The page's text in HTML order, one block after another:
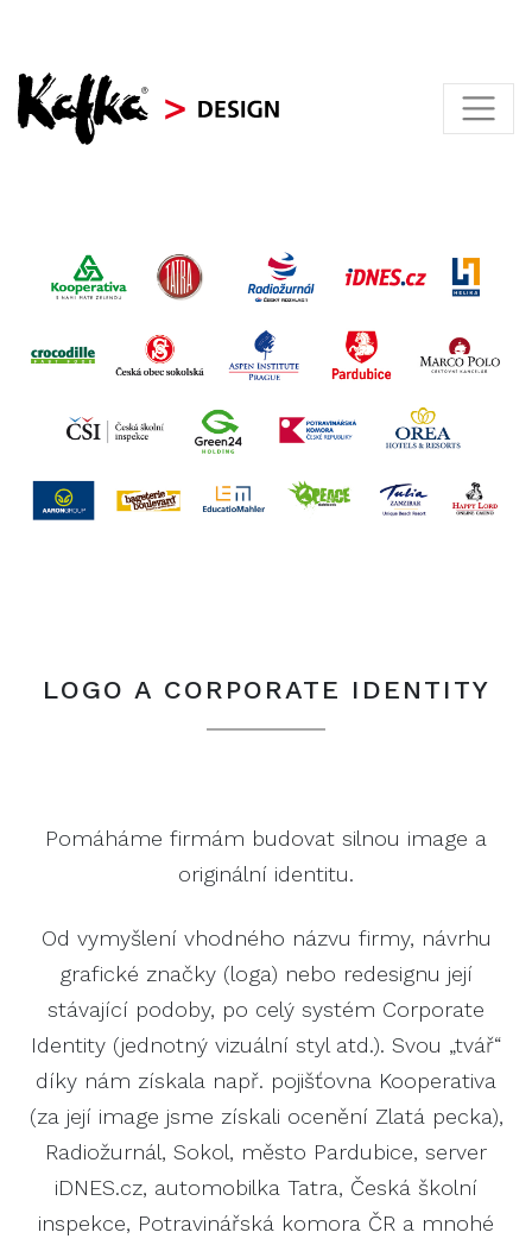
KAFKA > DESIGN
LOGO A CORPORATE IDENTITY
Pomáháme firmám budovat silnou image a
originální identitu.
Od vymyšlení vhodného názvu firmy, návrhu
grafické značky (loga) nebo redesignu její
stávající podoby, po celý systém Corporate
Identity (jednotný vizuální styl atd.). Svou „tvář“
díky nám získala např. pojišťovna Kooperativa
(za její image jsme získali ocenění Zlatá pecka),
Radiožurnál, Sokol, město Pardubice, server
iDNES.cz, automobilka Tatra, Česká školní
inspekce, Potravinářská komora ČR a mnohé